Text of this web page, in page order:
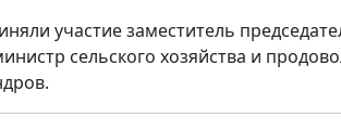
участие заместитель
сельского хозяйства и